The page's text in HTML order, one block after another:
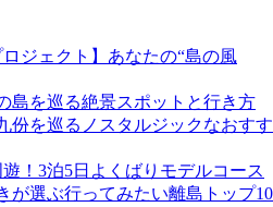
ロジェクト】あなたの“島の風
島を巡る絶景スポットと行き方
份を巡るノスタルジックなおすす
！3泊5日よくばりモデルコース
が選ぶ行ってみたい離島トップ10